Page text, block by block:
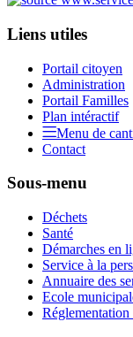
Liens utiles
Portail citoyen
Administration
Portail Familles
Plan intéractif
Menu de
Contact
Sous-menu
Déchets
Santé
Démarches en
Service à la
Annuaire des
Ecole